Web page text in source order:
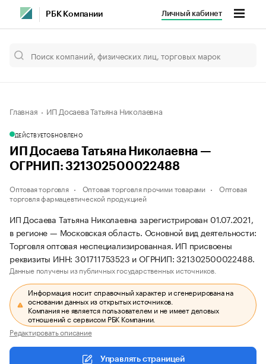
РБК Компании Личный кабинет
Главная ИП Досаева Татьяна Николаевна
ДЕЙСТВУЕТОБНОВЛЕНО
ИП Досаева Татьяна Николаевна —
ОГРНИП: 321302500022488
Оптовая торговля Оптовая торговля прочими товарами
Оптовая
торговля фармацевтической продукцией
ИП Досаева Татьяна Николаевна зарегистрирован 01.07.2021,
в регионе — Московская область. Основной вид деятельности:
Торговля оптовая неспециализированная. ИП присвоены
реквизиты ИНН: 301711753523 и ОГРНИП: 321302500022488.
Данные получены из публичных государственных источников.
Информация носит справочный характер и сгенерирована на
основании данных из открытых источников.
Компания не является пользователем и не имеет деловых
отношений с сервисом РБК Компании.
Редактировать описание
Управлять страницей